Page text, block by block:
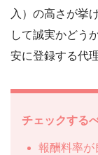
入）の高さが挙
して誠実かどう
安に登録する代
チェックする
報酬料率が